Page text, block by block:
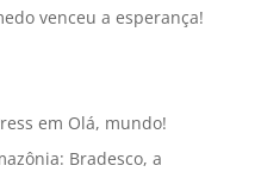
venceu a esperança!
em Olá, mundo!
Bradesco, a